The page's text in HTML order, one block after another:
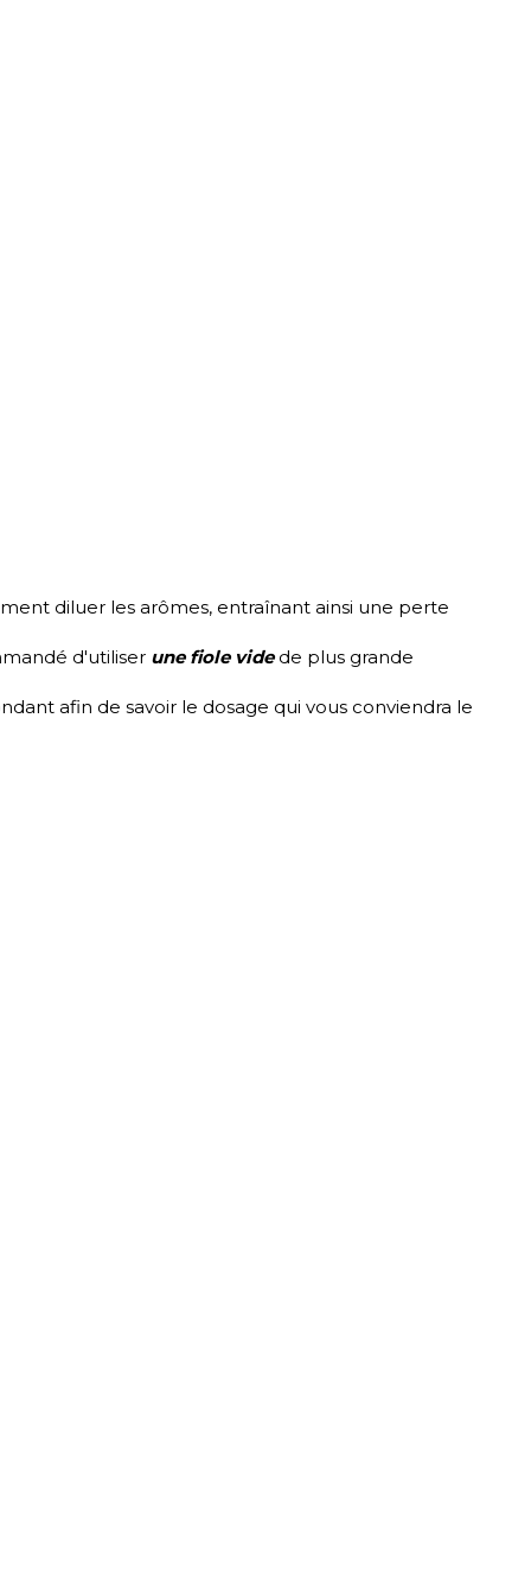
diluer les arômes, entraînant ainsi une perte
d'utiliser une fiole videde plus grande
afin de savoir le dosage qui vous conviendra le